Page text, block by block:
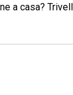
a casa?